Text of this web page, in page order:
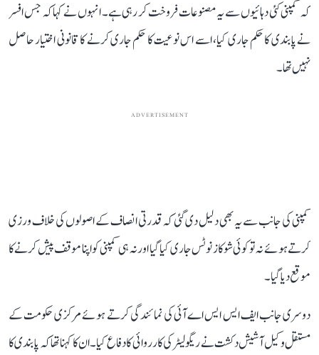
کہ کمپنی کئی دہائیوں سے یہ مصنوعات فروخت کر رہی ہے۔ انہوں نے کہا کہ جس افسر
نے پابندی کا حکم جاری کیا، اسے اس نوعیت کا حکم جاری کرنے کا قانونی اختیار حاصل
نہیں تھا۔
ADVERTISEMENT
کمپنی کی جانب سے یہ بھی دلیل دی گئی کہ قدرتی انصاف کے اصولوں کی خلاف ورزی
کرتے ہوئے نہ تو کوئی شوکاز نوٹس جاری کیا گیا اور نہ ہی کمپنی کو اپنا موقف پیش کرنے کا
موقع دیا گیا۔
دوسری جانب ایف ایس ایس اے آئی کی نمائندگی کرتے ہوئے مرکزی حکومت کے
مستقل وکیل آشیش دکشت نے ریگولیٹر کی کارروائی کا دفاع کیا۔ ان کا کہنا تھا کہ پابندی کا